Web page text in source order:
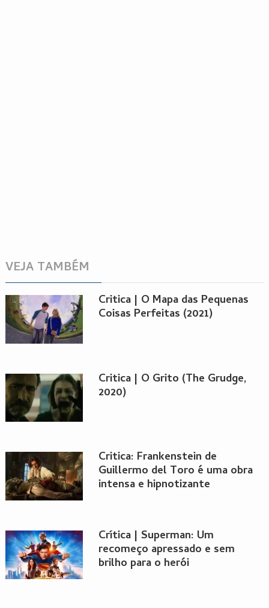
VEJA TAMBÉM
Critica | O Mapa das Pequenas
Coisas Perfeitas (2021)
Critica | O Grito (The Grudge,
2020)
Critica: Frankenstein de
Guillermo del Toro é uma obra
intensa e hipnotizante
Crítica | Superman: Um
recomeço apressado e sem
brilho para o herói